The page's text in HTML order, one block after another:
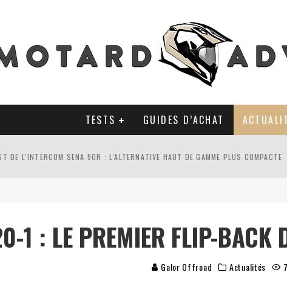
TESTS GUIDES D’ACHAT
DE L'INTERCOM SENA 50R : L'ALTERNATIVE HAUT DE GAMME PLUS COMPACTE
COMPLET DU GEORIDE 3 APRÈS 18 MOIS D’UTILISATION : LE TRACKER GPS
1 : LE PREMIER FLIP-BACK
Galor Offroad Actualités